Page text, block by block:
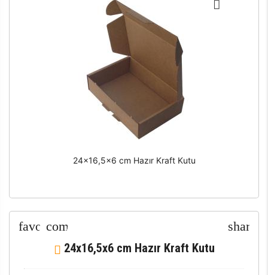
24x16,5x6 cm Hazır Kraft Kutu
24x16,5x6 cm Hazır Kraft Kutu